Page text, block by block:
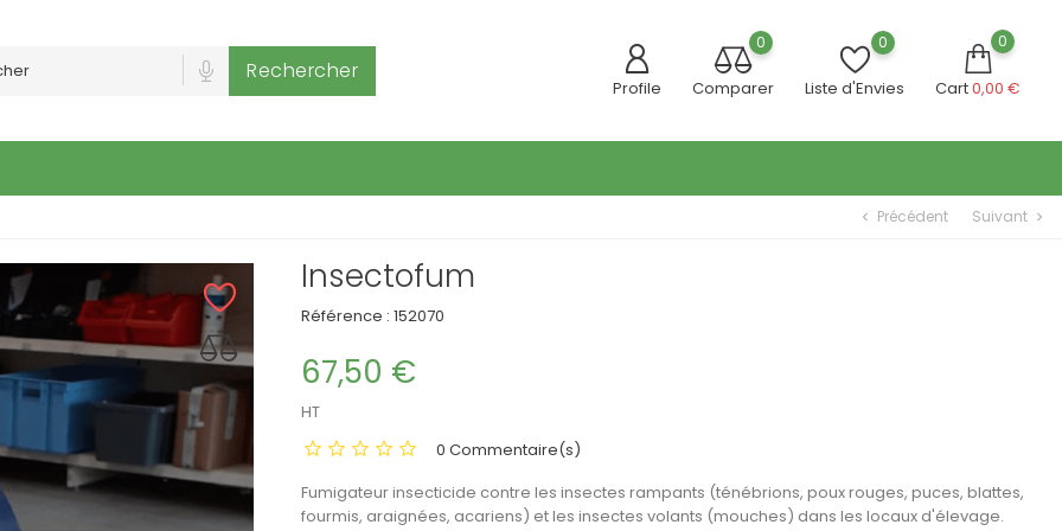
Rechercher
Profile
0
Comparer
0
Liste d'Envies
0
Cart0,00 €
chevron_left Précédent Suivant chevron_right
Insectofum
Référence : 152070
67,50 €
HT
0 Commentaire(s)
Fumigateur insecticide contre les insectes rampants (ténébrions, poux rouges, puces, blattes,
fourmis, araignées, acariens) et les insectes volants (mouches) dans les locaux d'élevage.